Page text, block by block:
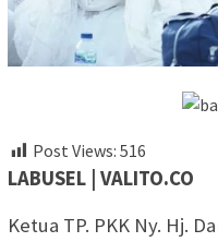
Post Views: 516
LABUSEL | VALITO.CO
Ketua TP. PKK Ny. Hj.